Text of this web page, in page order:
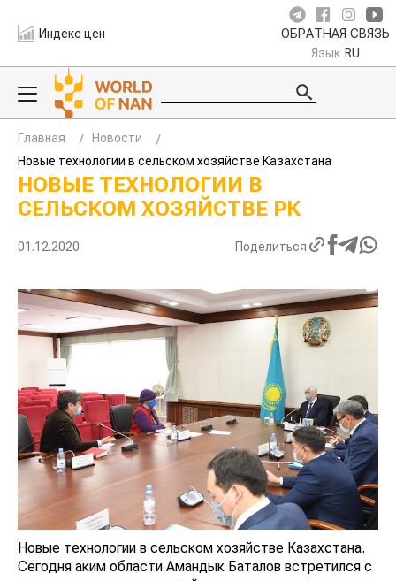
Индекс цен ОБРАТНАЯ СВЯЗЬ
Язык RU
Главная
Новости
Новые технологии в сельском хозяйстве Казахстана
НОВЫЕ ТЕХНОЛОГИИ В
СЕЛЬСКОМ ХОЗЯЙСТВЕ РК
01.12.2020 Поделиться
Новые технологии в сельском хозяйстве Казахстана.
Сегодня аким области Амандык Баталов встретился с